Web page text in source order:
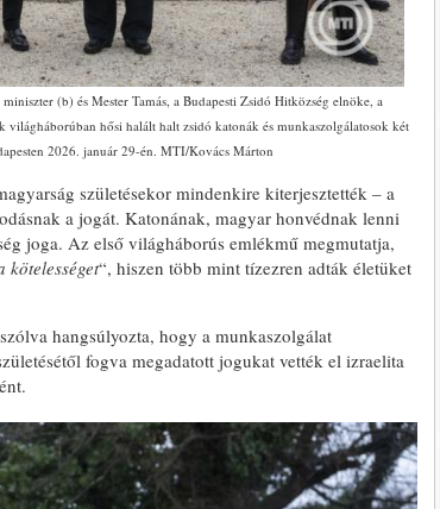
(b) és Mester Tamás, a Budapesti Zsidó Hitközség elnöke, a
világháborúban hősi halált halt zsidó katonák és munkaszolgálatosok két
2026. január 29-én. MTI/Kovács Márton
születésekor mindenkire kiterjesztették – a
a jogát. Katonának, magyar honvédnak lenni
joga. Az első világháborús emlékmű megmutatja,
“, hiszen több mint tízezren adták életüket
hangsúlyozta, hogy a munkaszolgálat
fogva megadatott jogukat vették el izraelita